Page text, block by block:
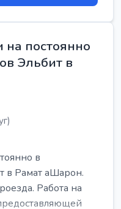
на постоянно
Эльбит в
в
в Рамат аШарон.
Работа на